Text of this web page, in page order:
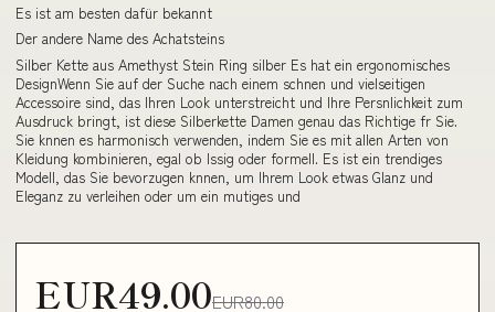
Es ist am besten dafür bekannt
Der andere Name des Achatsteins
Silber Kette aus Amethyst Stein Ring silber Es hat ein ergonomisches
DesignWenn Sie auf der Suche nach einem schnen und vielseitigen
Accessoire sind, das Ihren Look unterstreicht und Ihre Persnlichkeit zum
Ausdruck bringt, ist diese Silberkette Damen genau das Richtige fr Sie.
Sie knnen es harmonisch verwenden, indem Sie es mit allen Arten von
Kleidung kombinieren, egal ob lssig oder formell. Es ist ein trendiges
Modell, das Sie bevorzugen knnen, um Ihrem Look etwas Glanz und
Eleganz zu verleihen oder um ein mutiges und
EUR49.00EUR80.00